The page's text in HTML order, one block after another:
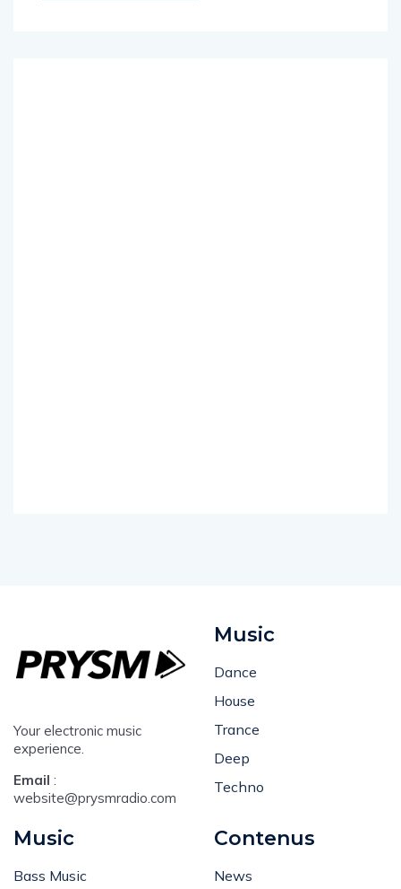
Your electronic music
experience.
Email :
website@prysmradio.com
Music
Dance
House
Trance
Deep
Techno
Music
Bass Music
Contenus
News